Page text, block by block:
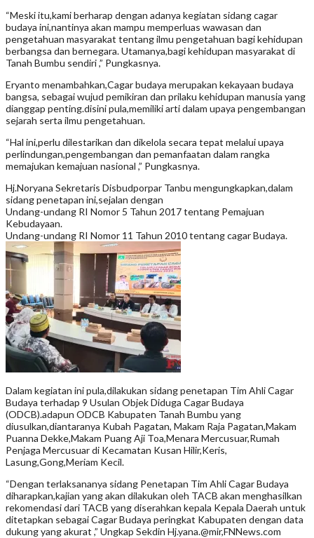
“Meski itu,kami berharap dengan adanya kegiatan sidang cagar
budaya ini,nantinya akan mampu memperluas wawasan dan
pengetahuan masyarakat tentang ilmu pengetahuan bagi kehidupan
berbangsa dan bernegara. Utamanya,bagi kehidupan masyarakat di
Tanah Bumbu sendiri ,” Pungkasnya.
Eryanto menambahkan,Cagar budaya merupakan kekayaan budaya
bangsa, sebagai wujud pemikiran dan prilaku kehidupan manusia yang
dianggap penting.disini pula,memiliki arti dalam upaya pengembangan
sejarah serta ilmu pengetahuan.
“Hal ini,perlu dilestarikan dan dikelola secara tepat melalui upaya
perlindungan,pengembangan dan pemanfaatan dalam rangka
memajukan kemajuan nasional ,” Pungkasnya.
Hj.Noryana Sekretaris Disbudporpar Tanbu mengungkapkan,dalam
sidang penetapan ini,sejalan dengan
Undang-undang RI Nomor 5 Tahun 2017 tentang Pemajuan
Kebudayaan.
Undang-undang RI Nomor 11 Tahun 2010 tentang cagar Budaya.
Dalam kegiatan ini pula,dilakukan sidang penetapan Tim Ahli Cagar
Budaya terhadap 9 Usulan Objek Diduga Cagar Budaya
(ODCB).adapun ODCB Kabupaten Tanah Bumbu yang
diusulkan,diantaranya Kubah Pagatan, Makam Raja Pagatan,Makam
Puanna Dekke,Makam Puang Aji Toa,Menara Mercusuar,Rumah
Penjaga Mercusuar di Kecamatan Kusan Hilir,Keris,
Lasung,Gong,Meriam Kecil.
“Dengan terlaksananya sidang Penetapan Tim Ahli Cagar Budaya
diharapkan,kajian yang akan dilakukan oleh TACB akan menghasilkan
rekomendasi dari TACB yang diserahkan kepala Kepala Daerah untuk
ditetapkan sebagai Cagar Budaya peringkat Kabupaten dengan data
dukung yang akurat ,” Ungkap Sekdin Hj.yana.@mir,FNNews.com